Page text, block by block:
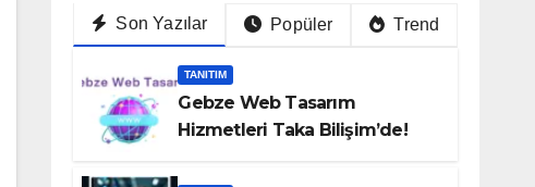
Son Yazılar Popüler Trend
TANITIM
Gebze Web Tasarım
Hizmetleri Taka Bilişim’de!